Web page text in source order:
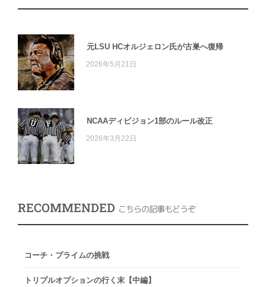
元LSU HCオルジェロン氏が古巣へ復帰
2026年5月21日
NCAAディビジョン1部のルール改正
2026年3月22日
RECOMMENDED こちらの記事もどうぞ
コーチ・プライムの挑戦
トリプルオプションの行く末【中編】